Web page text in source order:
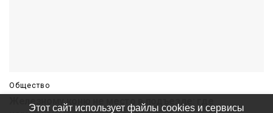
Общество
Железному коню не место в подъезде: где
Этот сайт использует файлы cookies и сервисы